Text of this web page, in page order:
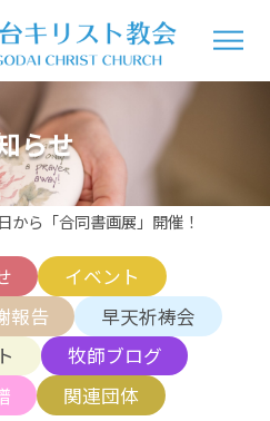
らせ
から「合同書画展」開催！
イベント
報告
早天祈祷会
牧師ブログ
関連団体